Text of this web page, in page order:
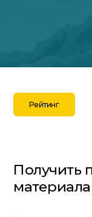
Рейтинг
Получить
материала